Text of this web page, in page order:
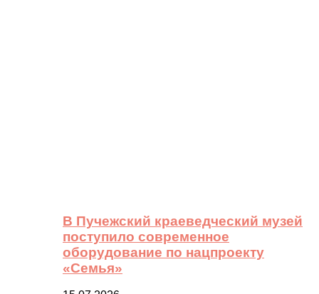
В Пучежский краеведческий музей
поступило современное
оборудование по нацпроекту
«Семья»